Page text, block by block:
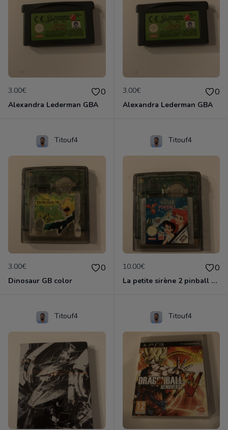
3.00€ 0
Alexandra Lederman GBA
3.00€ 0
Alexandra Lederman GBA
Titouf4
3.00€ 0
Dinosaur GB color
Titouf4
10.00€ 0
La petite sirène 2 pinball GB color
Titouf4 Titouf4